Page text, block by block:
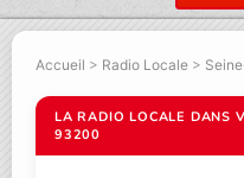
Accueil > Radio Locale >
LA RADIO LOCALE DANS
93200